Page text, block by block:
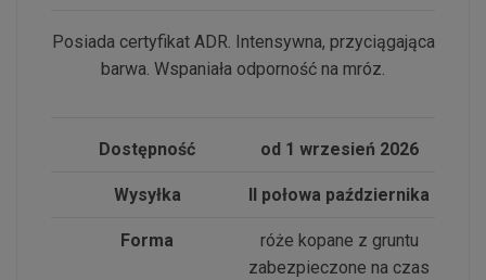
Posiada certyfikat ADR. Intensywna, przyciągająca
barwa. Wspaniała odporność na mróz.
Dostępność od 1 wrzesień 2026
Wysyłka II połowa października
Forma
róże kopane z gruntu
zabezpieczone na czas